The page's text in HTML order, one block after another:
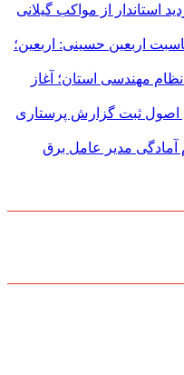
استاندار از مواکب گیلانی
اربعین حسینی: اربعین؛
مهندسی استان؛ آغاز
اصول ثبت گزارش پرستاری
آمادگی مدیر عامل برق